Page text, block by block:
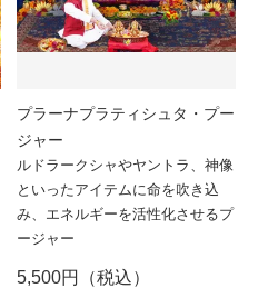
プラーナプラティシュタ・プー
ジャー
ルドラークシャやヤントラ、神像
といったアイテムに命を吹き込
み、エネルギーを活性化させるプ
ージャー
5,500円（税込）